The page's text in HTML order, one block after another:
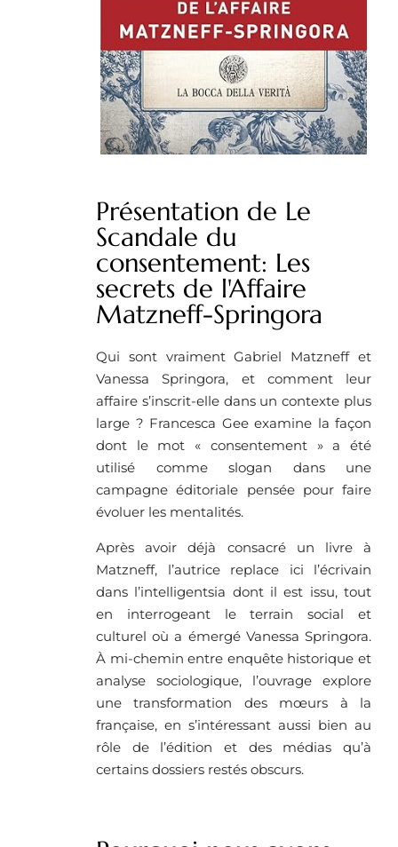
Présentation de Le
Scandale du
consentement: Les
secrets de l'Affaire
Matzneff-Springora
Qui sont vraiment Gabriel Matzneff et
Vanessa Springora, et comment leur
affaire s’inscrit-elle dans un contexte plus
large ? Francesca Gee examine la façon
dont le mot « consentement » a été
utilisé comme slogan dans une
campagne éditoriale pensée pour faire
évoluer les mentalités.
Après avoir déjà consacré un livre à
Matzneff, l’autrice replace ici l’écrivain
dans l’intelligentsia dont il est issu, tout
en interrogeant le terrain social et
culturel où a émergé Vanessa Springora.
À mi-chemin entre enquête historique et
analyse sociologique, l’ouvrage explore
une transformation des mœurs à la
française, en s’intéressant aussi bien au
rôle de l’édition et des médias qu’à
certains dossiers restés obscurs.